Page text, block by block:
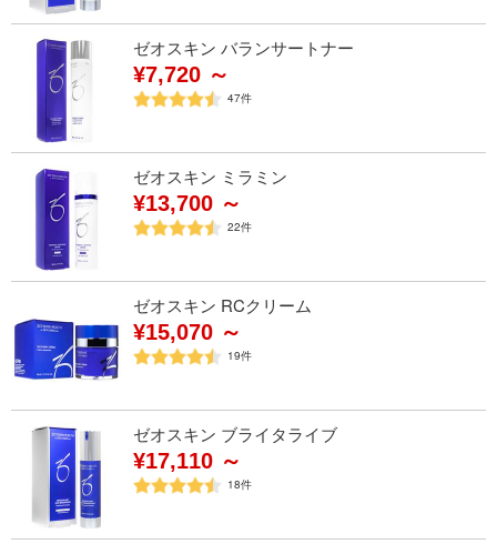
ゼオスキン バランサートナー
¥7,720 ～
47件
ゼオスキン ミラミン
¥13,700 ～
22件
ゼオスキン RCクリーム
¥15,070 ～
19件
ゼオスキン ブライタライブ
¥17,110 ～
18件